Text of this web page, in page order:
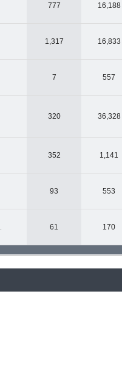
777 16,188
1,317 16,833
7 557
320 36,328
352 1,141
93 553
61 170